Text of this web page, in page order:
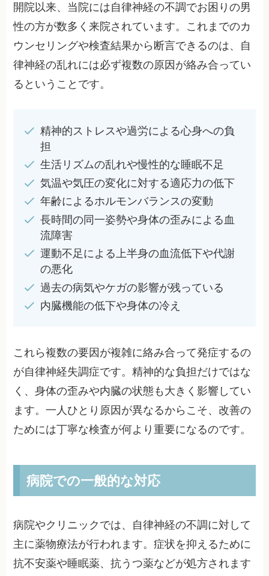
開院以来、当院には自律神経の不調でお困りの男
性の方が数多く来院されています。これまでのカ
ウンセリングや検査結果から断言できるのは、自
律神経の乱れには必ず複数の原因が絡み合ってい
るということです。
精神的ストレスや過労による心身への負
担
生活リズムの乱れや慢性的な睡眠不足
気温や気圧の変化に対する適応力の低下
年齢によるホルモンバランスの変動
長時間の同一姿勢や身体の歪みによる血
流障害
運動不足による上半身の血流低下や代謝
の悪化
過去の病気やケガの影響が残っている
内臓機能の低下や身体の冷え
これら複数の要因が複雑に絡み合って発症するの
が自律神経失調症です。精神的な負担だけではな
く、身体の歪みや内臓の状態も大きく影響してい
ます。一人ひとり原因が異なるからこそ、改善の
ためには丁寧な検査が何より重要になるのです。
病院での一般的な対応
病院やクリニックでは、自律神経の不調に対して
主に薬物療法が行われます。症状を抑えるために
抗不安薬や睡眠薬、抗うつ薬などが処方されます